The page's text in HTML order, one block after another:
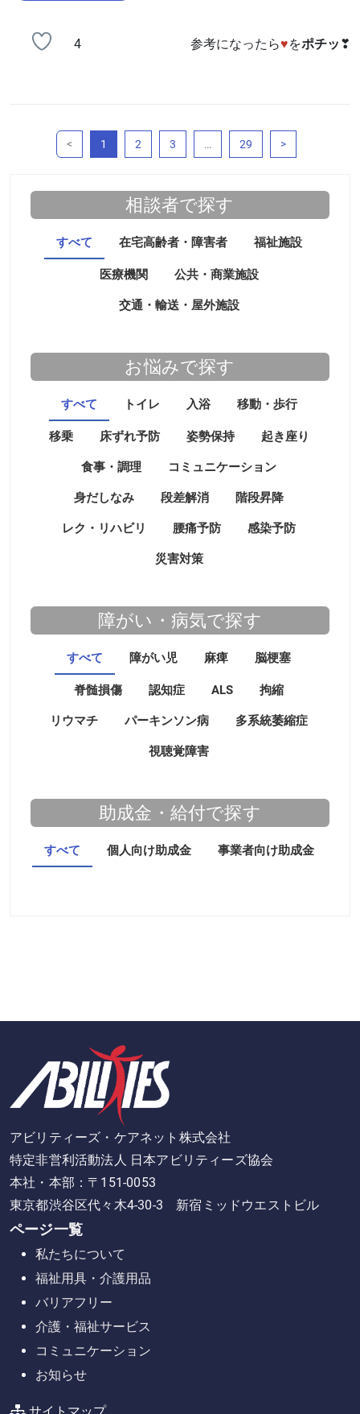
4 参考になったら♥をポチッ ❣
< 1 （このページ）
2 3 … 29 >
相談者で探す
すべて 在宅高齢者・障害者 福祉施設
医療機関 公共・商業施設
交通・輸送・屋外施設
お悩みで探す
すべて トイレ 入浴 移動・歩行
移乗 床ずれ予防 姿勢保持 起き座り
食事・調理 コミュニケーション
身だしなみ 段差解消 階段昇降
レク・リハビリ 腰痛予防 感染予防
災害対策
障がい・病気で探す
すべて 障がい児 麻痺 脳梗塞
脊髄損傷 認知症 ALS 拘縮
リウマチ パーキンソン病 多系統萎縮症
視聴覚障害
助成金・給付で探す
すべて 個人向け助成金 事業者向け助成金
アビリティーズ・ケアネット株式会社
特定非営利活動法人 日本アビリティーズ協会
本社・本部：〒151-0053
東京都渋谷区代々木4-30-3 新宿ミッドウエストビル
ページ一覧
私たちについて
福祉用具・介護用品
バリアフリー
介護・福祉サービス
コミュニケーション
お知らせ